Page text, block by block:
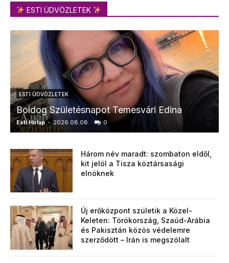
ESTI ÜDVÖZLETEK
ESTI ÜDVÖZLETEK
Boldog Születésnapot Temesvári Edina
Esti Hírlap - 2026.08.08. 0
Három név maradt: szombaton eldől,
kit jelöl a Tisza köztársasági
elnöknek
Új erőközpont születik a Közel-
Keleten: Törökország, Szaúd-Arábia
és Pakisztán közös védelemre
szerződött – Irán is megszólalt